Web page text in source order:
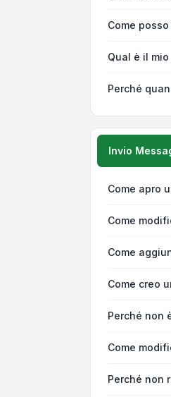
Come
Qual è il
Perché
Invio
Come apro
Come
Come
Come creo
Perché non
Come
Perché non